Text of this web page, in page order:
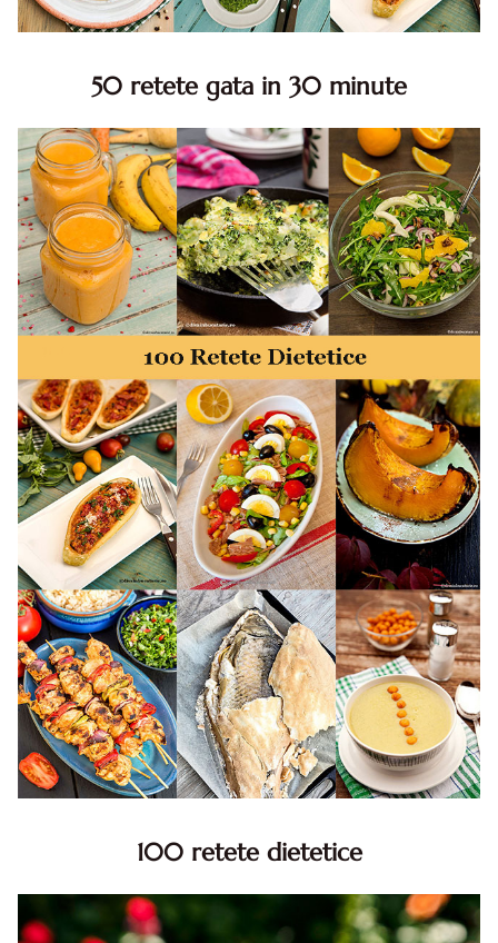
50 retete gata in 30 minute
minute. Retete rapide. Retete rapide de mancare. Idei
retete mancare rapid
100 retete dietetice
dietetice. Idei retete dietetice. 100 Retete mancare
pentru dieta.